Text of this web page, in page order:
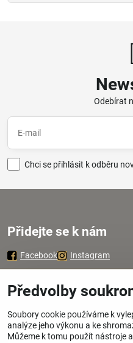
Odebírat
Chci se přihlásit k odběru
Přidejte se k nám
Facebook Instagram
Zavoláme Vám
Váš telefon*
Předvolby
Soubory cookie používáme k
analýze jeho výkonu a ke
Můžeme k tomu použít nástroje